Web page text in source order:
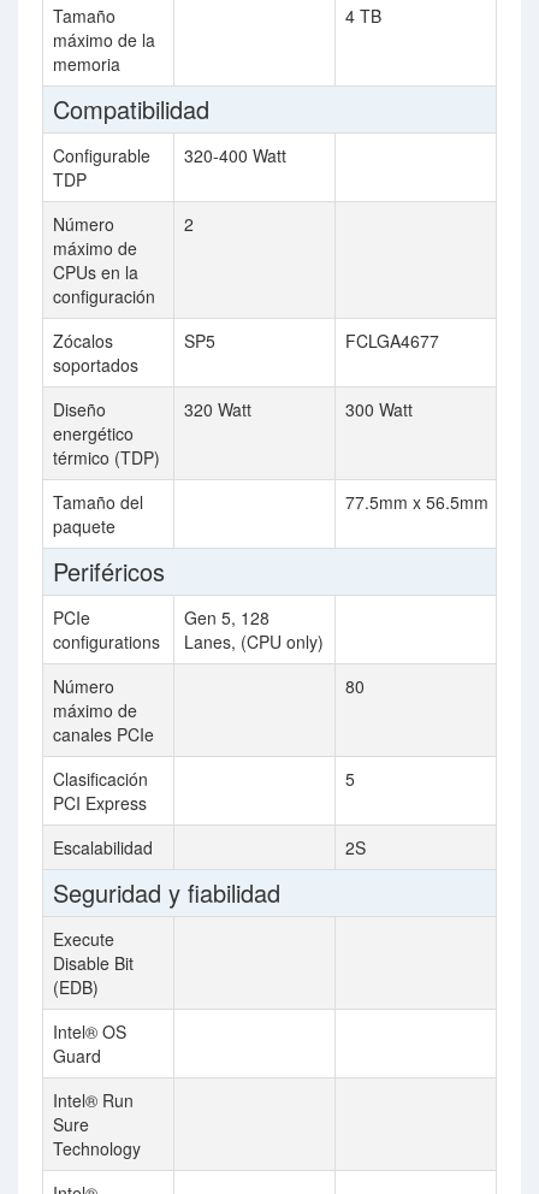
Tamaño
máximo de la
memoria
4 TB
Compatibilidad
Configurable
TDP
320-400 Watt
Número
máximo de
CPUs en la
configuración
2
Zócalos
soportados
SP5 FCLGA4677
Diseño
energético
térmico (TDP)
320 Watt 300 Watt
Tamaño del
paquete
77.5mm x 56.5mm
Periféricos
PCIe
configurations
Gen 5, 128
Lanes, (CPU only)
Número
máximo de
canales PCIe
80
Clasificación
PCI Express
5
Escalabilidad 2S
Seguridad y fiabilidad
Execute
Disable Bit
(EDB)
Intel® OS
Guard
Intel® Run
Sure
Technology